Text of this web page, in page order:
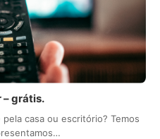
– grátis.
casa ou escritório? Temos